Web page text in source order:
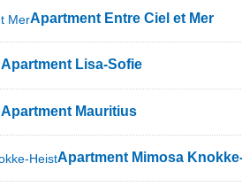
Apartment Entre Ciel et Mer
Apartment Lisa-Sofie
Apartment Mauritius
Apartment Mimosa